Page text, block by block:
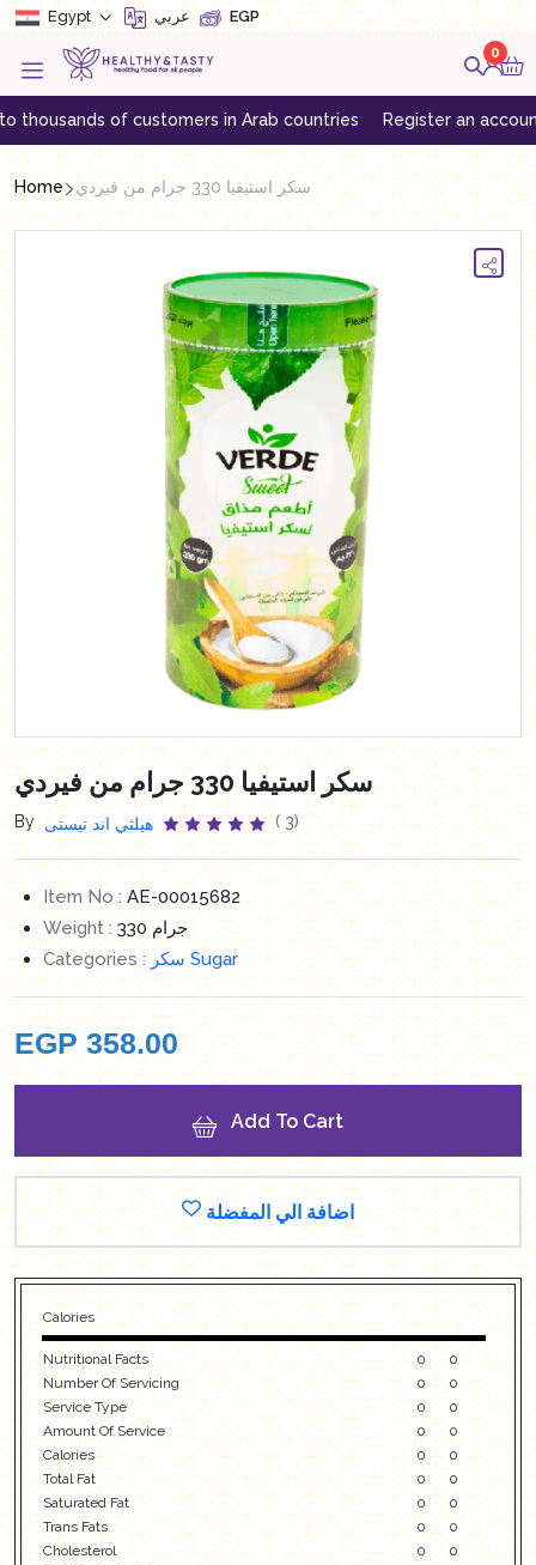
Egypt عربي EGP
0
of customers in Arab countries Register an account to
Home سكر استيفيا 330 جرام من فيردي
سكر استيفيا 330 جرام من فيردي
By هيلثي اند تيستى ( 3)
Item No :AE-00015682
Weight :
330 جرام
Categories :
سكر Sugar
EGP 358.00
Add To Cart
اضافة الي المفضلة
Calories
Nutritional Facts 0
0
Number Of Servicing
0
0
Service Type
0
0
Amount Of Service
0
0
Calories
0
0
Total Fat
0
0
Saturated Fat
0
0
Trans Fats
0
0
Cholesterol
0
0